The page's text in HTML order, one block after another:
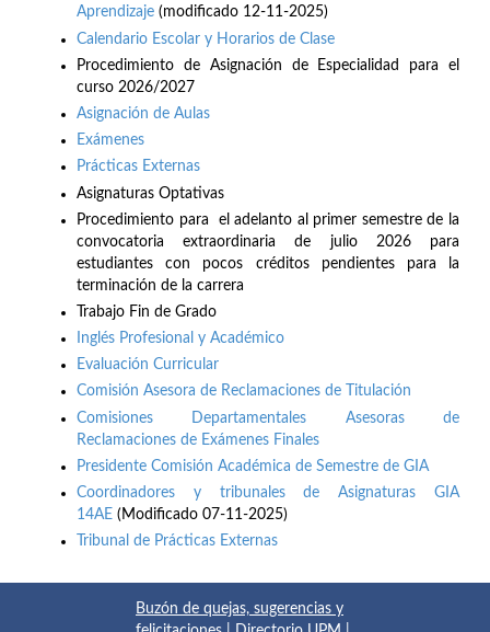
Aprendizaje (modificado 12-11-2025)
Calendario Escolar y Horarios de Clase
Procedimiento de Asignación de Especialidad para el
curso 2026/2027
Asignación de Aulas
Exámenes
Prácticas Externas
Asignaturas Optativas
Procedimiento para el adelanto al primer semestre de la
convocatoria extraordinaria de julio 2026 para
estudiantes con pocos créditos pendientes para la
terminación de la carrera
Trabajo Fin de Grado
Inglés Profesional y Académico
Evaluación Curricular
Comisión Asesora de Reclamaciones de Titulación
Comisiones Departamentales Asesoras de
Reclamaciones de Exámenes Finales
Presidente Comisión Académica de Semestre de GIA
Coordinadores y tribunales de Asignaturas GIA
14AE (Modificado 07-11-2025)
Tribunal de Prácticas Externas
Buzón de quejas, sugerencias y